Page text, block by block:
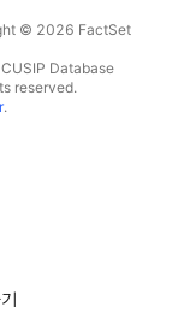
© 2026 FactSet
Database
reserved.
.